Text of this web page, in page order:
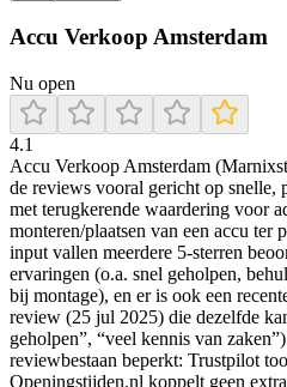
Accu Verkoop Amsterdam
Nu open
4.1
Accu Verkoop Amsterdam
de reviews vooral gericht op snelle,
met terugkerende waardering voor
monteren/plaatsen van een accu ter
input vallen meerdere 5-sterren
ervaringen (o.a. snel geholpen,
bij montage), en er is ook een
review (25 jul 2025) die dezelfde
geholpen”, “veel kennis van
reviewbestaan beperkt: Trustpilot
Openingstijden.nl koppelt geen